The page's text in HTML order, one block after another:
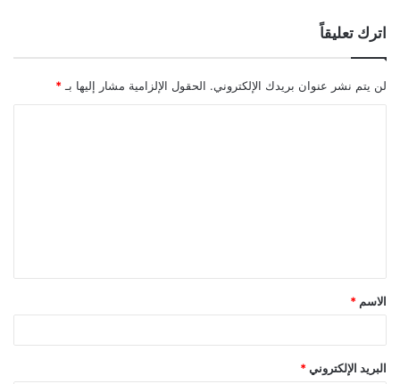
اترك تعليقاً
لن يتم نشر عنوان بريدك الإلكتروني. الحقول الإلزامية مشار إليها بـ *
ق
*
الاسم *
البريد الإلكتروني *